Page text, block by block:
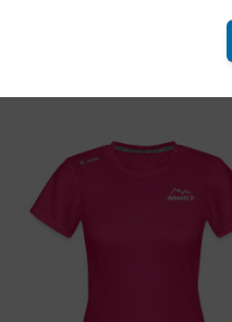
collezione
firmata Dolomiti.it!